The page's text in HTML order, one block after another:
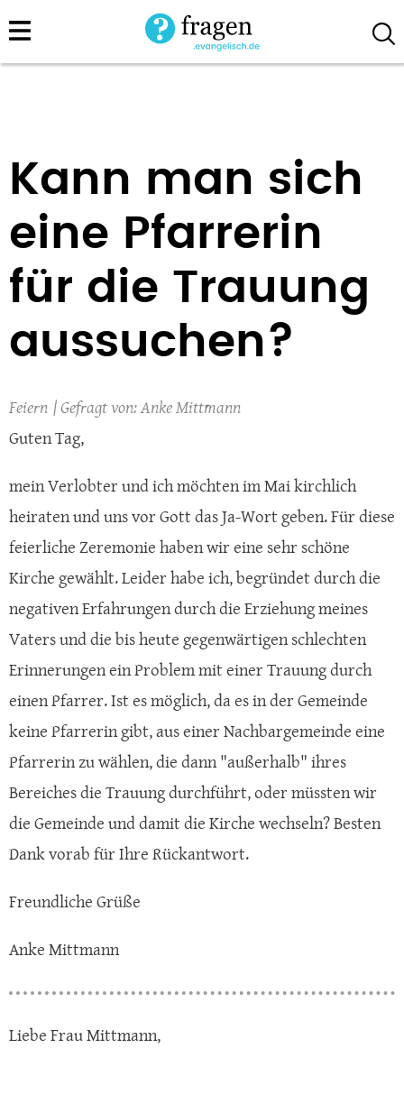
Direkt
zum
Kann man sich
eine Pfarrerin
für die Trauung
aussuchen?
Feiern
Anke Mittmann
Guten Tag,
mein Verlobter und ich möchten im Mai kirchlich
heiraten und uns vor Gott das Ja-Wort geben. Für diese
feierliche Zeremonie haben wir eine sehr schöne
Kirche gewählt. Leider habe ich, begründet durch die
negativen Erfahrungen durch die Erziehung meines
Vaters und die bis heute gegenwärtigen schlechten
Erinnerungen ein Problem mit einer Trauung durch
einen Pfarrer. Ist es möglich, da es in der Gemeinde
keine Pfarrerin gibt, aus einer Nachbargemeinde eine
Pfarrerin zu wählen, die dann "außerhalb" ihres
Bereiches die Trauung durchführt, oder müssten wir
die Gemeinde und damit die Kirche wechseln? Besten
Dank vorab für Ihre Rückantwort.
Freundliche Grüße
Anke Mittmann
Liebe Frau Mittmann,